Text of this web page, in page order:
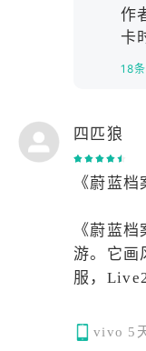
大家可
香，大
编的），
团宠级人
合当女
了，在
下爱丽丝
里。第一
邪形象
式，以特
作
卡
18
四匹狼
《蔚蓝
《蔚蓝
游。它画
服，
vivo 5